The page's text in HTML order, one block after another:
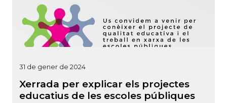
31 de gener de 2024
Xerrada per explicar els projectes
educatius de les escoles públiques